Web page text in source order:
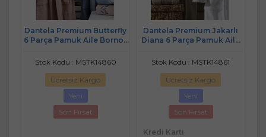
Dantela Premium Butterfly
6 Parça Pamuk Aile Bornoz
Stok Kodu : MSTK14860
Ücretsiz Kargo
Yeni
Son Fırsat
Dantela Premium Jakarlı
Diana 6 Parça Pamuk Aile
Stok Kodu : MSTK14861
Ücretsiz Kargo
Yeni
Son Fırsat
Kredi Kartı